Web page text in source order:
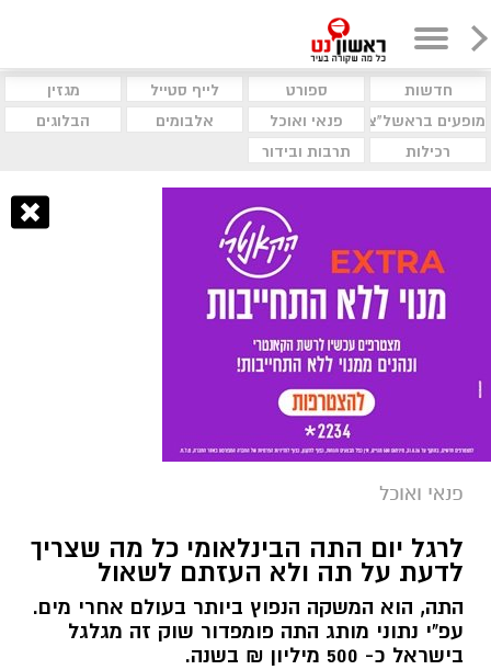
חדשות ספורט לייף סטייל
מגזין
מופעים בראשל"צ
פנאי ואוכל אלבומים
הבלוגים
רכילות
תרבות ובידור
פנאי ואוכל
לרגל יום התה הבינלאומי כל מה שצריך
לדעת על תה ולא העזתם לשאול
התה, הוא המשקה הנפוץ ביותר בעולם אחרי מים.
עפ"י נתוני מותג התה פומפדור שוק זה מגלגל
בישראל כ- 500 מיליון ₪ בשנה.